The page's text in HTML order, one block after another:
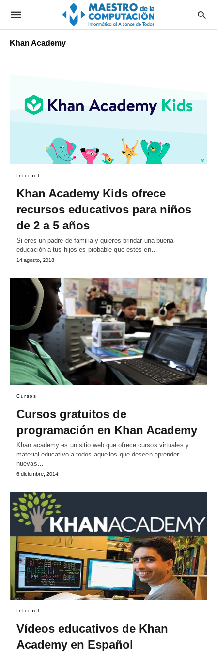
Khan Academy
Internet
Khan Academy Kids ofrece
recursos educativos para niños
de 2 a 5 años
Si eres un padre de familia y quieres brindar una buena
educación a tus hijos es probable que estés en…
14 agosto, 2018
Cursos
Cursos gratuitos de
programación en Khan Academy
Khan academy es un sitio web que ofrece cursos virtuales y
material educativo a todos aquellos que deseen aprender
nuevas…
6 diciembre, 2014
Internet
Vídeos educativos de Khan
Academy en Español